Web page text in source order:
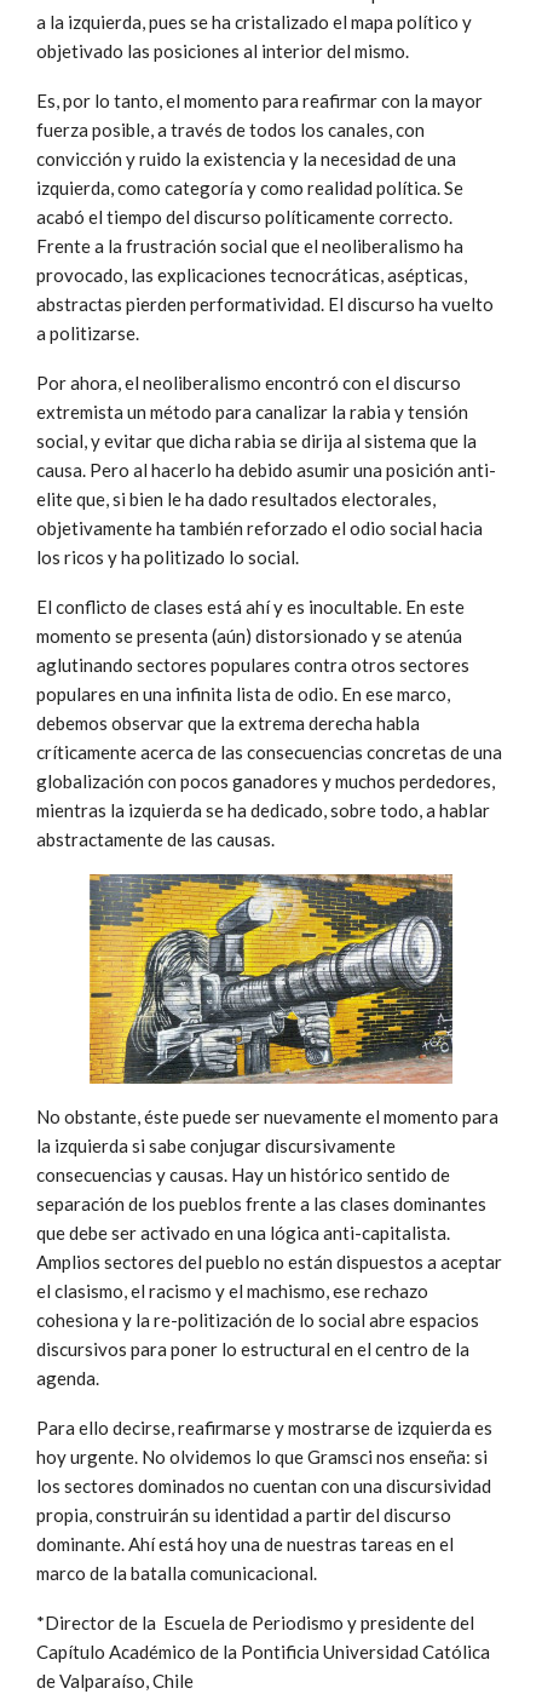
a la izquierda, pues se ha cristalizado el mapa político y
objetivado las posiciones al interior del mismo.
Es, por lo tanto, el momento para reafirmar con la mayor
fuerza posible, a través de todos los canales, con
convicción y ruido la existencia y la necesidad de una
izquierda, como categoría y como realidad política. Se
acabó el tiempo del discurso políticamente correcto.
Frente a la frustración social que el neoliberalismo ha
provocado, las explicaciones tecnocráticas, asépticas,
abstractas pierden performatividad. El discurso ha vuelto
a politizarse.
Por ahora, el neoliberalismo encontró con el discurso
extremista un método para canalizar la rabia y tensión
social, y evitar que dicha rabia se dirija al sistema que la
causa. Pero al hacerlo ha debido asumir una posición anti-
elite que, si bien le ha dado resultados electorales,
objetivamente ha también reforzado el odio social hacia
los ricos y ha politizado lo social.
El conflicto de clases está ahí y es inocultable. En este
momento se presenta (aún) distorsionado y se atenúa
aglutinando sectores populares contra otros sectores
populares en una infinita lista de odio. En ese marco,
debemos observar que la extrema derecha habla
críticamente acerca de las consecuencias concretas de una
globalización con pocos ganadores y muchos perdedores,
mientras la izquierda se ha dedicado, sobre todo, a hablar
abstractamente de las causas.
No obstante, éste puede ser nuevamente el momento para
la izquierda si sabe conjugar discursivamente
consecuencias y causas. Hay un histórico sentido de
separación de los pueblos frente a las clases dominantes
que debe ser activado en una lógica anti-capitalista.
Amplios sectores del pueblo no están dispuestos a aceptar
el clasismo, el racismo y el machismo, ese rechazo
cohesiona y la re-politización de lo social abre espacios
discursivos para poner lo estructural en el centro de la
agenda.
Para ello decirse, reafirmarse y mostrarse de izquierda es
hoy urgente. No olvidemos lo que Gramsci nos enseña: si
los sectores dominados no cuentan con una discursividad
propia, construirán su identidad a partir del discurso
dominante. Ahí está hoy una de nuestras tareas en el
marco de la batalla comunicacional.
*Director de la Escuela de Periodismo y presidente del
Capítulo Académico de la Pontificia Universidad Católica
de Valparaíso, Chile